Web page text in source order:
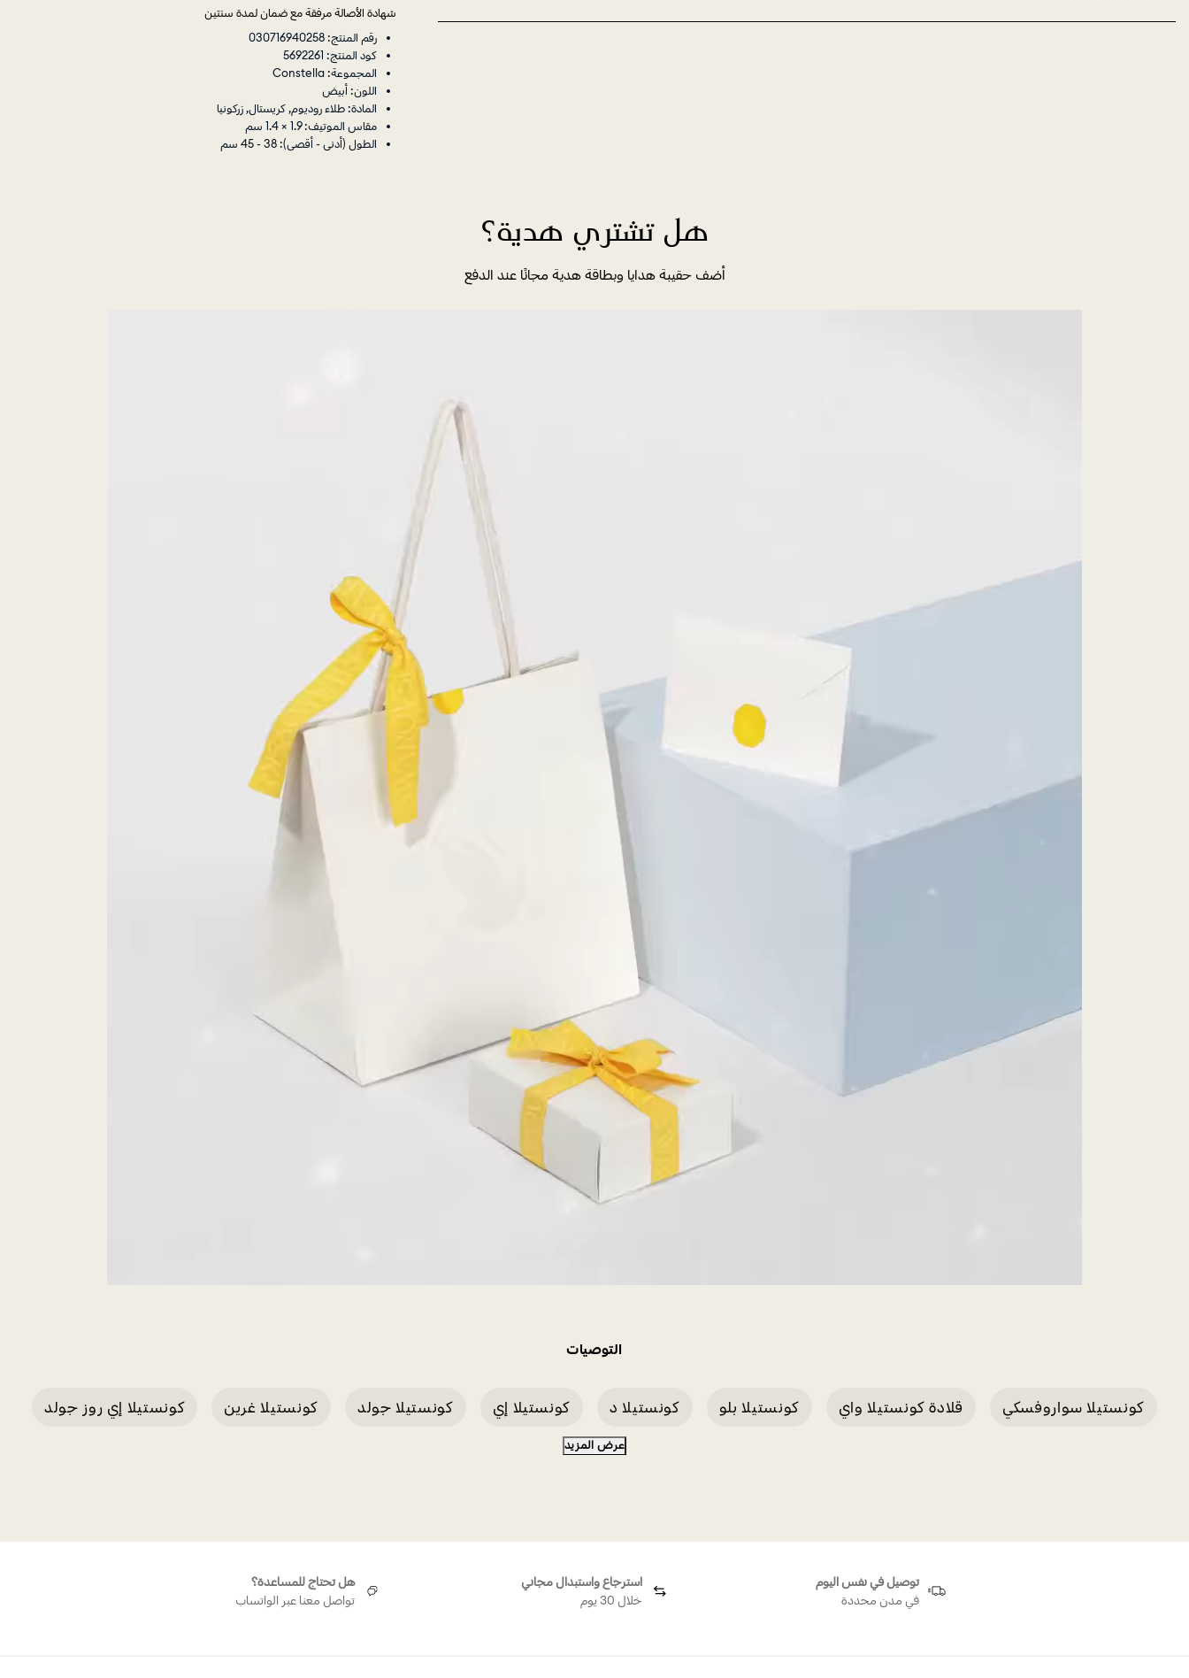
شهادة الأصالة مرفقة مع ضمان لمدة سنتين
رقم المنتج: 030716940258
كود المنتج: 5692261
المجموعة: Constella
اللون: أبيض
المادة: طلاء روديوم, كريستال, زركونيا
مقاس الموتيف: 1.9 × 1.4 سم
الطول (أدنى - أقصى): 38 - 45 سم
هل تشتري هدية؟
أضف حقيبة هدايا وبطاقة هدية مجانًا عند الدفع
التوصيات
كونستيلا سواروفسكي قلادة كونستيلا واي كونستيلا بلو كونستيلا د كونستيلا إي كونستيلا جولد كونستيلا غرين كونستيلا إي روز جولد
عرض المزيد
توصيل في نفس اليوم
في مدن محددة
استرجاع واستبدال مجاني
خلال 30 يوم
هل تحتاج للمساعدة؟
تواصل معنا عبر الواتساب